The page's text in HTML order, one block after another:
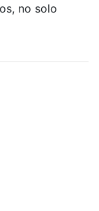
no solo